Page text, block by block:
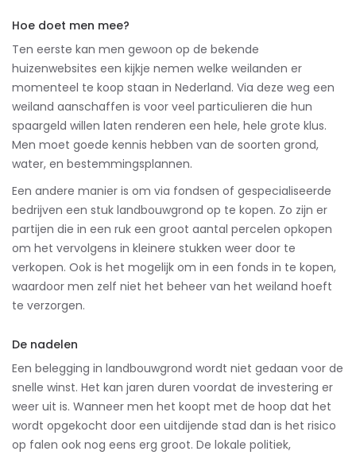
Hoe doet men mee?
Ten eerste kan men gewoon op de bekende
huizenwebsites een kijkje nemen welke weilanden er
momenteel te koop staan in Nederland. Via deze weg een
weiland aanschaffen is voor veel particulieren die hun
spaargeld willen laten renderen een hele, hele grote klus.
Men moet goede kennis hebben van de soorten grond,
water, en bestemmingsplannen.
Een andere manier is om via fondsen of gespecialiseerde
bedrijven een stuk landbouwgrond op te kopen. Zo zijn er
partijen die in een ruk een groot aantal percelen opkopen
om het vervolgens in kleinere stukken weer door te
verkopen. Ook is het mogelijk om in een fonds in te kopen,
waardoor men zelf niet het beheer van het weiland hoeft
te verzorgen.
De nadelen
Een belegging in landbouwgrond wordt niet gedaan voor de
snelle winst. Het kan jaren duren voordat de investering er
weer uit is. Wanneer men het koopt met de hoop dat het
wordt opgekocht door een uitdijende stad dan is het risico
op falen ook nog eens erg groot. De lokale politiek,